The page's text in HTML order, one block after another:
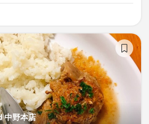
中野本店